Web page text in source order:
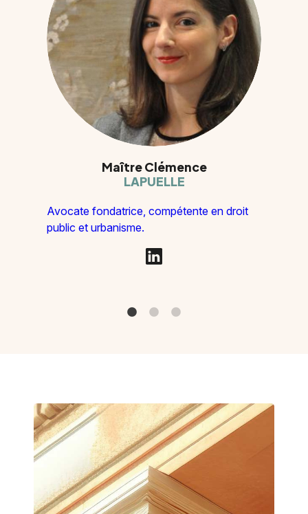
Maître Clémence
LAPUELLE
Avocate fondatrice, compétente en droit
public et urbanisme.